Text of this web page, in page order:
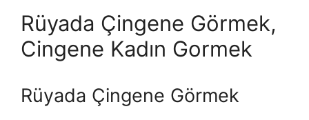
Rüyada Çingene Görmek,
Cingene Kadın Gormek
Rüyada Çingene Görmek